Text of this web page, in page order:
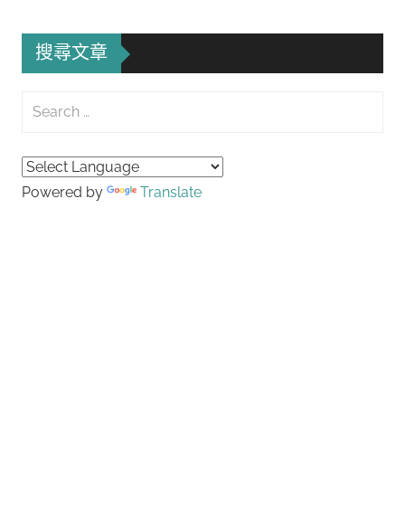
搜尋文章
Search
Powered by Translate